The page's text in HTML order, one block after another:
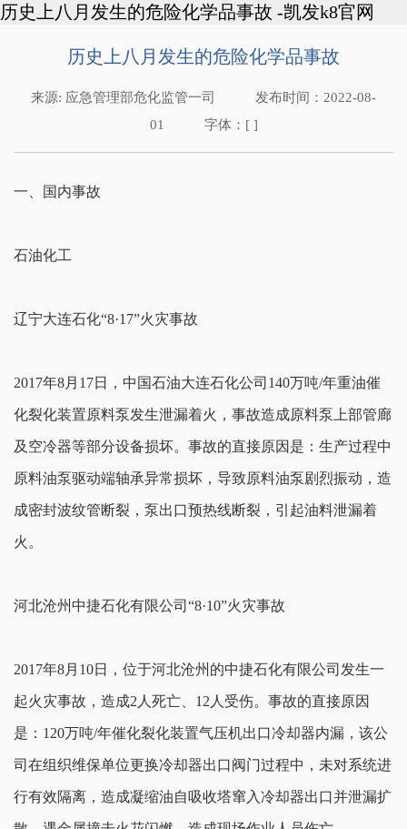
历史上八月发生的危险化学品事故 -凯发k8官网
历史上八月发生的危险化学品事故
来源: 应急管理部危化监管一司 发布时间： 2022-08-
01
字体：[ ]
一、国内事故
石油化工
辽宁大连石化“8·17”火灾事故
2017年8月17日，中国石油大连石化公司140万吨/年重油催
化裂化装置原料泵发生泄漏着火，事故造成原料泵上部管廊
及空冷器等部分设备损坏。事故的直接原因是：生产过程中
原料油泵驱动端轴承异常损坏，导致原料油泵剧烈振动，造
成密封波纹管断裂，泵出口预热线断裂，引起油料泄漏着
火。
河北沧州中捷石化有限公司“8·10”火灾事故
2017年8月10日，位于河北沧州的中捷石化有限公司发生一
起火灾事故，造成2人死亡、12人受伤。事故的直接原因
是：120万吨/年催化裂化装置气压机出口冷却器内漏，该公
司在组织维保单位更换冷却器出口阀门过程中，未对系统进
行有效隔离，造成凝缩油自吸收塔窜入冷却器出口并泄漏扩